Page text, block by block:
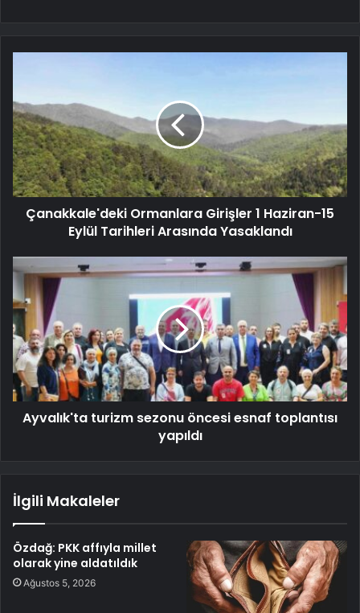
Çanakkale'deki Ormanlara Girişler 1 Haziran-15
Eylül Tarihleri Arasında Yasaklandı
Ayvalık'ta turizm sezonu öncesi esnaf toplantısı
yapıldı
İlgili Makaleler
Özdağ: PKK affıyla millet
olarak yine aldatıldık
Ağustos 5, 2026